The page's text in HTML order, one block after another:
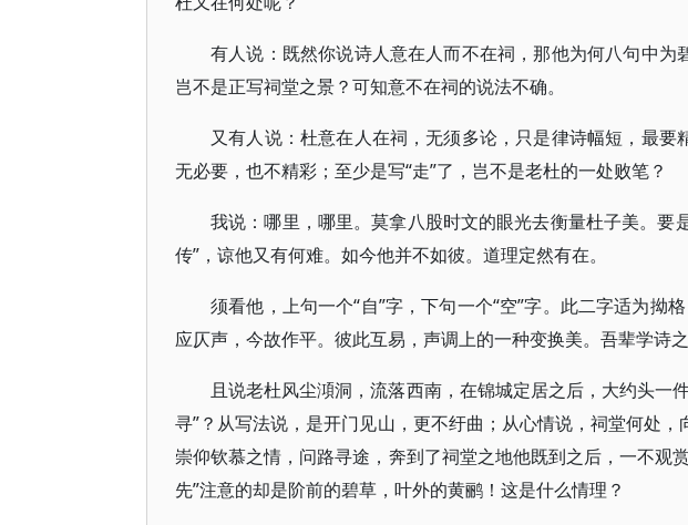
有人说：既然你说诗人意在人而不在祠，那他为何八句中
岂不是正写祠堂之景？可知意不在祠的说法不确。
又有人说：杜意在人在祠，无须多论，只是律诗幅短，最
无必要，也不精彩；至少是写“走”了，岂不是老杜的一处败笔？
我说：哪里，哪里。莫拿八股时文的眼光去衡量杜子美。要
传”，谅他又有何难。如今他并不如彼。道理定然有在。
须看他，上句一个“自”字，下句一个“空”字。此二字适为拗
应仄声，今故作平。彼此互易，声调上的一种变换美。吾辈学诗
且说老杜风尘澒洞，流落西南，在锦城定居之后，大约头一
寻”？从写法说，是开门见山，更不纡曲；从心情说，祠堂何处
崇仰钦慕之情，问路寻途，奔到了祠堂之地他既到之后，一不观
先”注意的却是阶前的碧草，叶外的黄鹂！这是什么情理？